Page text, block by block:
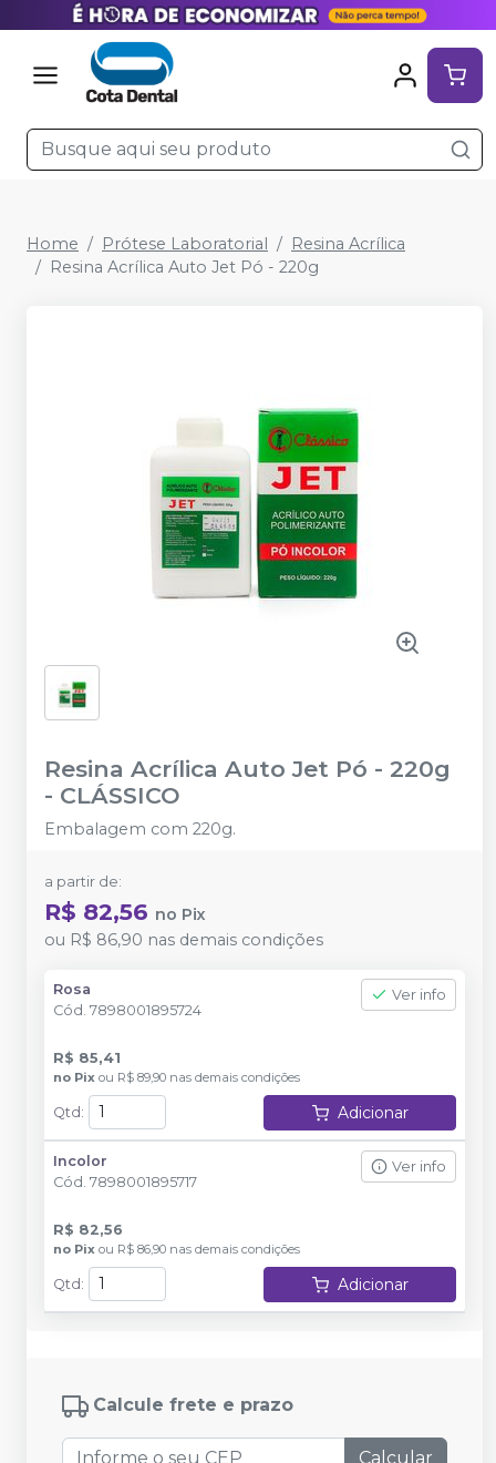
Home Prótese Laboratorial
Resina Acrílica
Resina Acrílica Auto Jet Pó - 220g
Resina Acrílica Auto Jet Pó - 220g
- CLÁSSICO
Embalagem com 220g.
a partir de:
R$ 82,56 no Pix
ou R$ 86,90 nas demais condições
Rosa
Cód. 7898001895724
Ver info
R$ 85,41
no Pix ou R$ 89,90 nas demais condições
Qtd : Adicionar
Incolor
Cód. 7898001895717
Ver info
R$ 82,56
no Pix ou R$ 86,90 nas demais condições
Qtd : Adicionar
Calcule frete e prazo
Calcular